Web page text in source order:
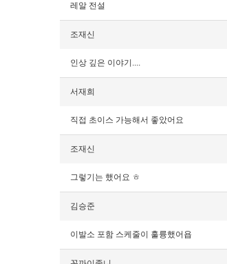
레알 전설
조재신
인상 깊은 이야기....
서재희
직접 초이스 가능해서 좋았어요
조재신
그렇기는 했어요 ㅎ
김승준
이발소 포함 스케줄이 훌륭했어욥